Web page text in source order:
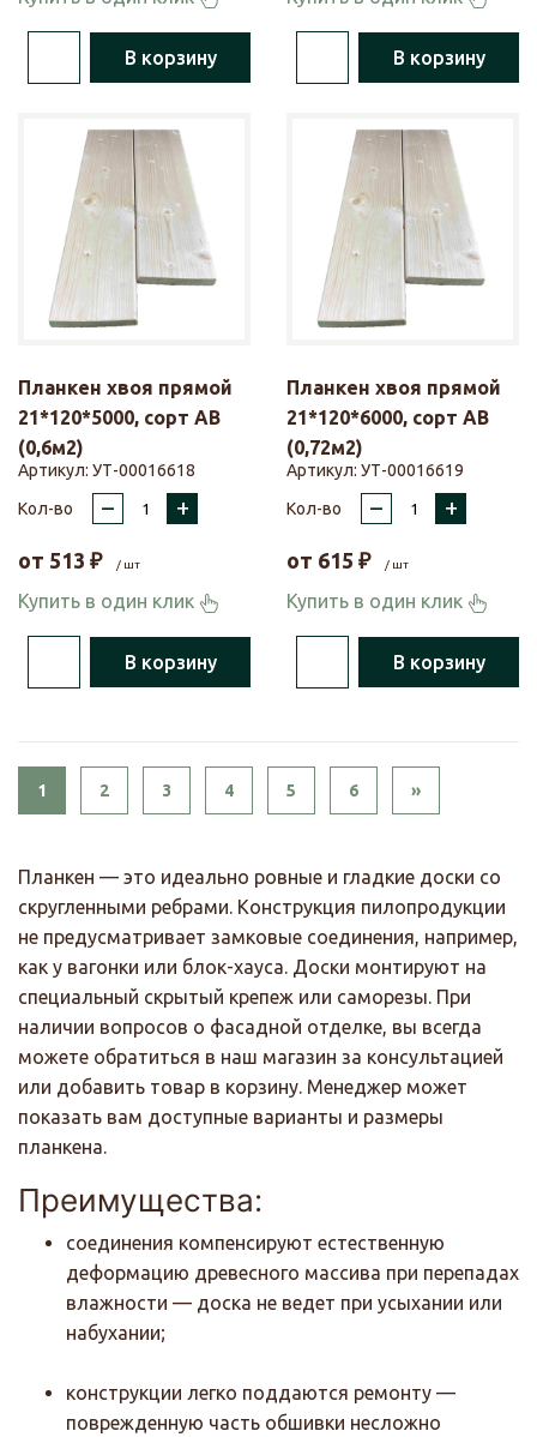
В корзину В корзину
Планкен хвоя прямой
21*120*5000, сорт АВ
(0,6м2)
Артикул: УТ-00016618
Кол-во
– +
от 513 ₽ / шт
Купить в один клик
В корзину
Планкен хвоя прямой
21*120*6000, сорт АВ
(0,72м2)
Артикул: УТ-00016619
Кол-во
– +
от 615 ₽ / шт
Купить в один клик
В корзину
1 2 3 4 5 6 »Next
Планкен — это идеально ровные и гладкие доски со
скругленными ребрами. Конструкция пилопродукции
не предусматривает замковые соединения, например,
как у вагонки или блок-хауса. Доски монтируют на
специальный скрытый крепеж или саморезы. При
наличии вопросов о фасадной отделке, вы всегда
можете обратиться в наш магазин за консультацией
или добавить товар в корзину. Менеджер может
показать вам доступные варианты и размеры
планкена.
Преимущества:
соединения компенсируют естественную
деформацию древесного массива при перепадах
влажности — доска не ведет при усыхании или
набухании;
конструкции легко поддаются ремонту —
поврежденную часть обшивки несложно